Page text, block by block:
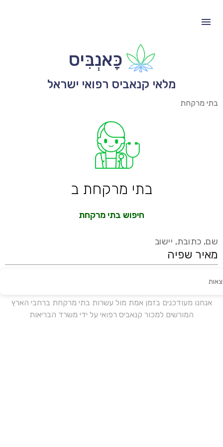
כָּאנְבִּיס
מלאי קנאביס רפואי ישראל
בתי מרקחת
בתי מרקחת ב
חיפוש בתי מרקחת
שם, כתובת, יישוב
אנחנו מעודכנים בזמן אמת מול עשרות בתי מרקחת ברחבי הארץ
המורשים למכור קנאביס רפואי על ידי משרד הבריאות